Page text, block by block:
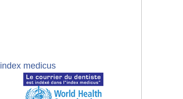
index medicus